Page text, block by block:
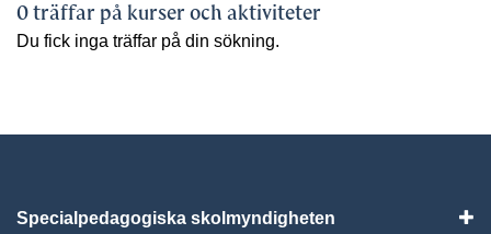
0 träffar på kurser och aktiviteter
Du fick inga träffar på din sökning.
Specialpedagogiska skolmyndigheten